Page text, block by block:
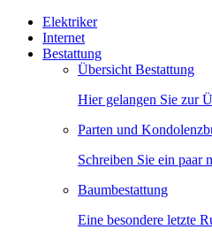
Elektriker
Internet
Bestattung
Übersicht Bestattung
Hier gelangen Sie zur
Parten und
Schreiben Sie ein paar
Baumbestattung
Eine besondere letzte